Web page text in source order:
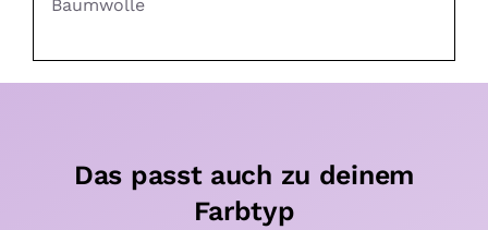
Baumwolle
Das passt auch zu deinem
Farbtyp